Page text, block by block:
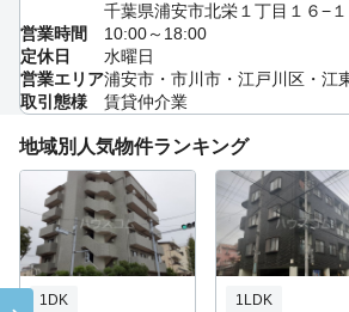
千葉県浦安市北栄１丁目１６−
営業時間
10:00～18:00
定休日
水曜日
営業エリア浦安市・市川市・江戸川区・江
取引態様
賃貸仲介業
地域別人気物件ランキング
1DK 1LDK